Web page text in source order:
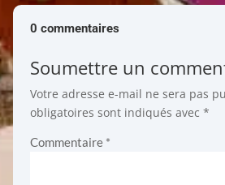
0 commentaires
Soumettre un
Votre adresse e-mail ne sera pas
obligatoires sont indiqués avec *
Commentaire *